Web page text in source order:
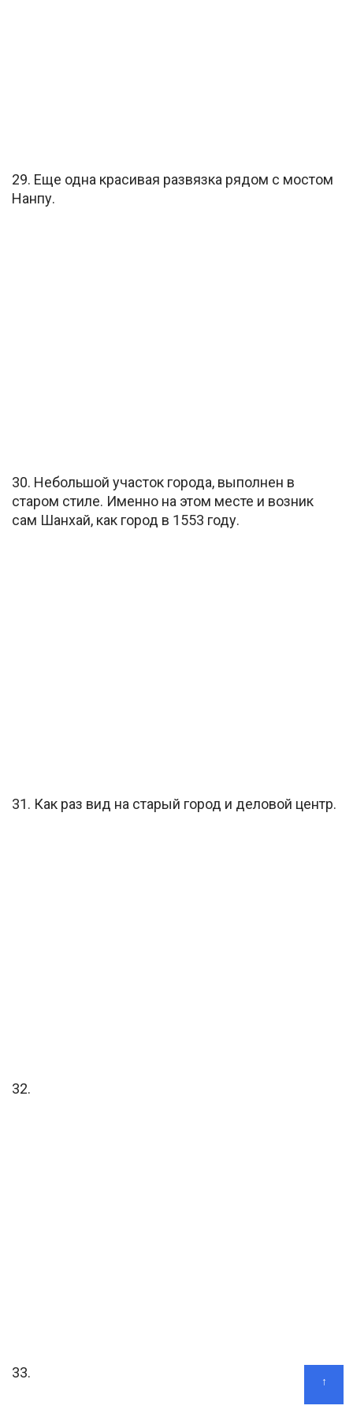
29. Еще одна красивая развязка рядом с мостом
Нанпу.
30. Небольшой участок города, выполнен в
старом стиле. Именно на этом месте и возник
сам Шанхай, как город в 1553 году.
31. Как раз вид на старый город и деловой центр.
32.
33.
↑